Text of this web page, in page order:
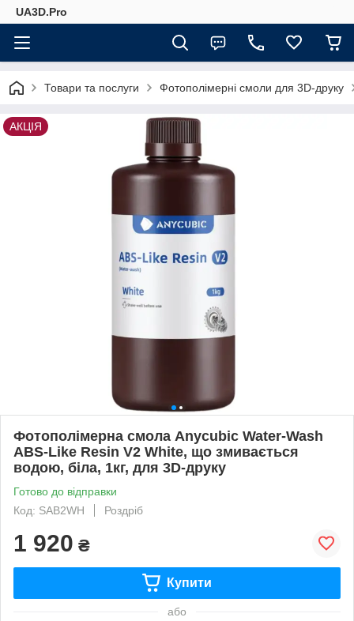
UA3D.Pro
Товари та послуги Фотополімерні смоли для 3D-друку
АКЦІЯ
Фотополімерна смола Anycubic Water-Wash
ABS-Like Resin V2 White, що змивається
водою, біла, 1кг, для 3D-друку
Готово до відправки
Код: SAB2WH
Роздріб
1 920 ₴
Купити
або